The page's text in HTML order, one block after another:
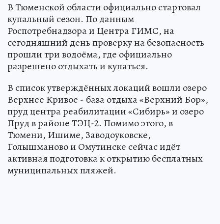
В Тюменской области официально стартовал
купальный сезон. По данным
Роспотребнадзора и Центра ГИМС, на
сегодняшний день проверку на безопасность
прошли три водоёма, где официально
разрешено отдыхать и купаться.
В список утверждённых локаций вошли озеро
Верхнее Кривое - база отдыха «Верхний Бор»,
пруд центра реабилитации «Сибирь» и озеро
Пруд в районе ТЭЦ-2. Помимо этого, в
Тюмени, Ишиме, Заводоуковске,
Голышманово и Омутинске сейчас идёт
активная подготовка к открытию бесплатных
муниципальных пляжей.